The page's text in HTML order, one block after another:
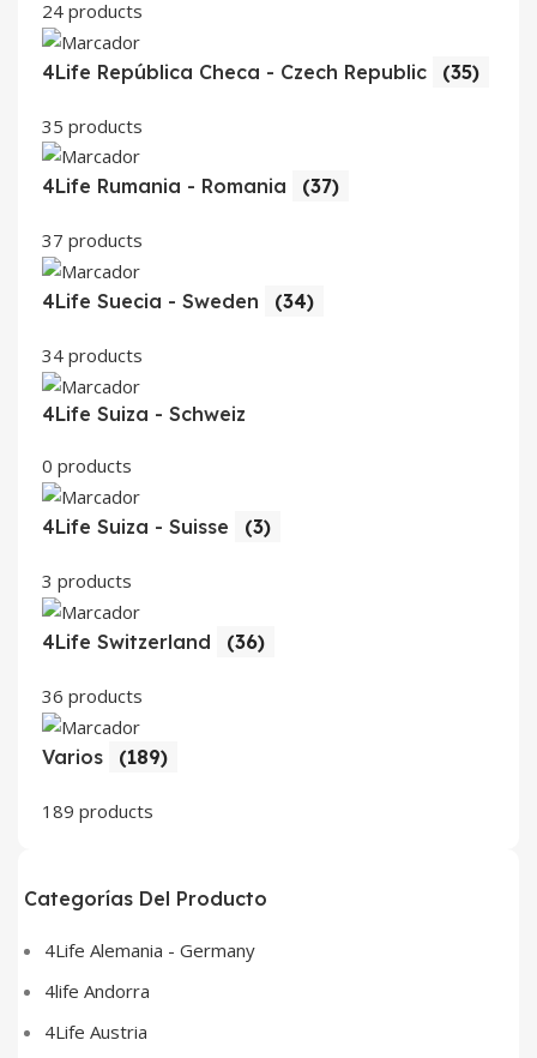
24 products
4Life República Checa - Czech Republic (35)
35 products
4Life Rumania - Romania (37)
37 products
4Life Suecia - Sweden (34)
34 products
4Life Suiza - Schweiz
0 products
4Life Suiza - Suisse (3)
3 products
4Life Switzerland (36)
36 products
Varios (189)
189 products
Categorías Del Producto
4Life Alemania - Germany
4life Andorra
4Life Austria